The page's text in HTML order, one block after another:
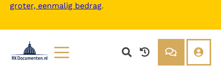
groter, eenmalig bedrag.
- Inhoud
(cann. 1-203)
- Titel I - Kerkelijke wetten (cann.
7-22)
- Titel II - Gewoonte (cann. 23-28)